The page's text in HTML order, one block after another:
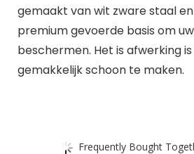
gemaakt van wit zware staal
premium gevoerde basis om
beschermen. Het is afwerking
gemakkelijk schoon te maken.
Frequently Bought